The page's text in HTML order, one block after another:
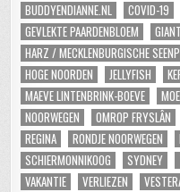
BUDDYENDIANNE.NL
COVID-19
GEVLEKTE PAARDENBLOEM
GIANT
HARZ / MECKLENBURGISCHE
HOGE NOORDEN
JELLYFISH
MAEVE LINTENBRINK-BOEVE
NOORWEGEN
OMROP FRYSLÂN
REGINA
RONDJE NOORWEGEN
SCHIERMONNIKOOG
SYDNEY
VAKANTIE
VERLIEZEN